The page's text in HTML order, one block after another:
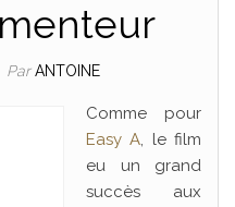
ParANTOINE
Comme pour
Easy A, le film
eu un grand
succès aux